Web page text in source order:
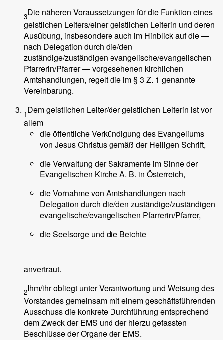
3Die näheren Voraussetzungen für die Funktion eines
geistlichen Leiters/einer geistlichen Leiterin und deren
Ausübung, insbesondere auch im Hinblick auf die —
nach Delegation durch die/den
zuständige/zuständigen evangelische/evangelischen
Pfarrerin/Pfarrer — vorgesehenen kirchlichen
Amtshandlungen, regelt die im § 3 Z. 1 genannte
Vereinbarung.
1Dem geistlichen Leiter/der geistlichen Leiterin ist vor
allem
die öffentliche Verkündigung des Evangeliums
von Jesus Christus gemäß der Heiligen Schrift,
die Verwaltung der Sakramente im Sinne der
Evangelischen Kirche A. B. in Österreich,
die Vornahme von Amtshandlungen nach
Delegation durch die/den zuständige/zuständigen
evangelische/evangelischen Pfarrerin/Pfarrer,
die Seelsorge und die Beichte
anvertraut.
2Ihm/ihr obliegt unter Verantwortung und Weisung des
Vorstandes gemeinsam mit einem geschäftsführenden
Ausschuss die konkrete Durchführung entsprechend
dem Zweck der EMS und der hierzu gefassten
Beschlüsse der Organe der EMS.